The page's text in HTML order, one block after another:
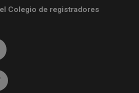
Colegio de registradores
a facebook (abre en ventana nueva)
Ir a twitter (abre en ventana nueva)